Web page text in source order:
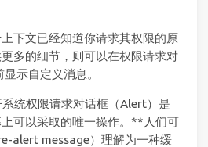
下文已经知道你请求其权限的原
多的细节，则可以在权限请求对
示自定义消息。
统权限请求对话框（Alert）是
可以采取的唯一操作。**人们可
alert message）理解为一种缓